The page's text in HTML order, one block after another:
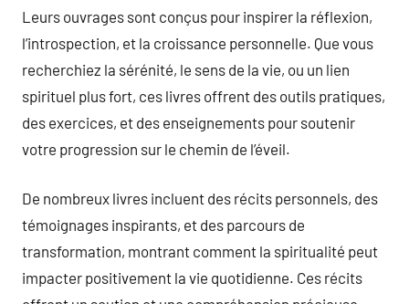
Leurs ouvrages sont conçus pour inspirer la réflexion,
l’introspection, et la croissance personnelle. Que vous
recherchiez la sérénité, le sens de la vie, ou un lien
spirituel plus fort, ces livres offrent des outils pratiques,
des exercices, et des enseignements pour soutenir
votre progression sur le chemin de l’éveil.
De nombreux livres incluent des récits personnels, des
témoignages inspirants, et des parcours de
transformation, montrant comment la spiritualité peut
impacter positivement la vie quotidienne. Ces récits